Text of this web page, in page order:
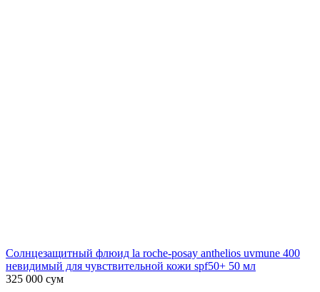
Солнцезащитный флюид la roche-posay anthelios uvmune 400
невидимый для чувствительной кожи spf50+ 50 мл
325 000 сум